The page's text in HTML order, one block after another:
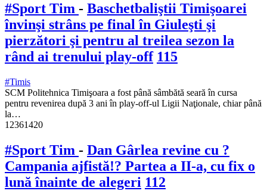
#Sport Tim - Baschetbaliştii Timişoarei
învinşi strâns pe final în Giuleşti şi
pierzători şi pentru al treilea sezon la
rând ai trenului play-off 115
#Timis
SCM Politehnica Timişoara a fost până sâmbătă seară în cursa
pentru revenirea după 3 ani în play-off-ul Ligii Naţionale, chiar până
la…
12361420
#Sport Tim - Dan Gârlea revine cu ?
Campania ajfistă!? Partea a II-a, cu fix o
lună înainte de alegeri 112